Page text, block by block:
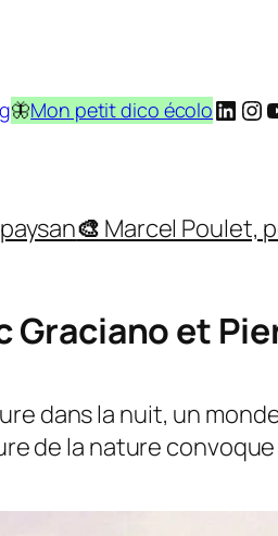
🦋Mon petit dico écoloLinkedIn Instagram
🎨 Marcel Poulet,
Graciano et
dans la nuit, un
de la nature